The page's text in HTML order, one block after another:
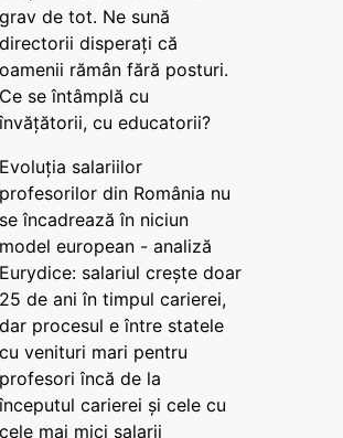
grav de tot. Ne sună
directorii disperați că
oamenii rămân fără posturi.
Ce se întâmplă cu
cu educatorii?
Evoluția salariilor
profesorilor din România nu
se încadrează în niciun
model european - analiză
Eurydice: salariul crește doar
25 de ani în timpul carierei,
dar procesul e între statele
cu venituri mari pentru
profesori încă de la
carierei și cele cu
cele mai mici salarii